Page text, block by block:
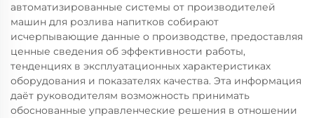
автоматизированные системы от производителей
машин для розлива напитков собирают
исчерпывающие данные о производстве, предоставляя
ценные сведения об эффективности работы,
тенденциях в эксплуатационных характеристиках
оборудования и показателях качества. Эта информация
даёт руководителям возможность принимать
обоснованные управленческие решения в отношении